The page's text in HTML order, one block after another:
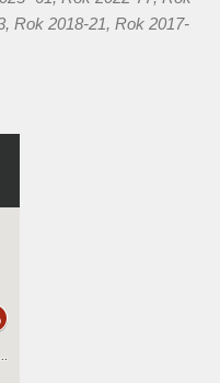
Rok 2018-21, Rok 2017-